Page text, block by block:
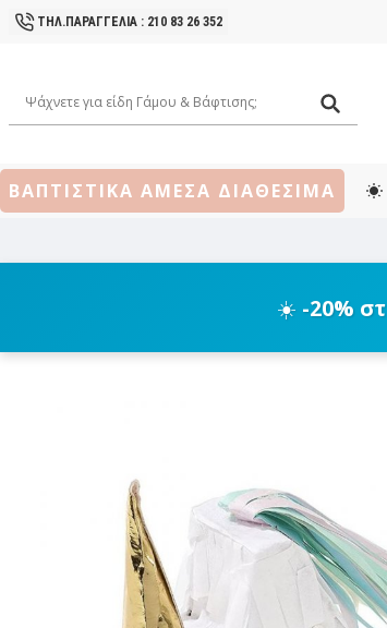
ΤΗΛ.ΠΑΡΑΓΓΕΛΙΑ : 210 83 26 352
ΒΑΠΤΙΣΤΙΚΑ ΑΜΕΣΑ ΔΙΑΘΕΣΙΜΑ
☀️ -20%